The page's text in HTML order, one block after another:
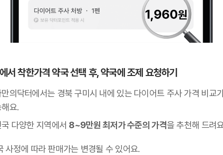
서 착한가격 약국 선택 후, 약국에 조제 요청하기
만의닥터에서는 경북 구미시 내에 있는 다이어트 주사 가격 비교
요.
다양한 지역에서 8~9만원 최저가 수준의 가격을 추천해 드려
사정에 따라 판매가는 변경될 수 있어요.